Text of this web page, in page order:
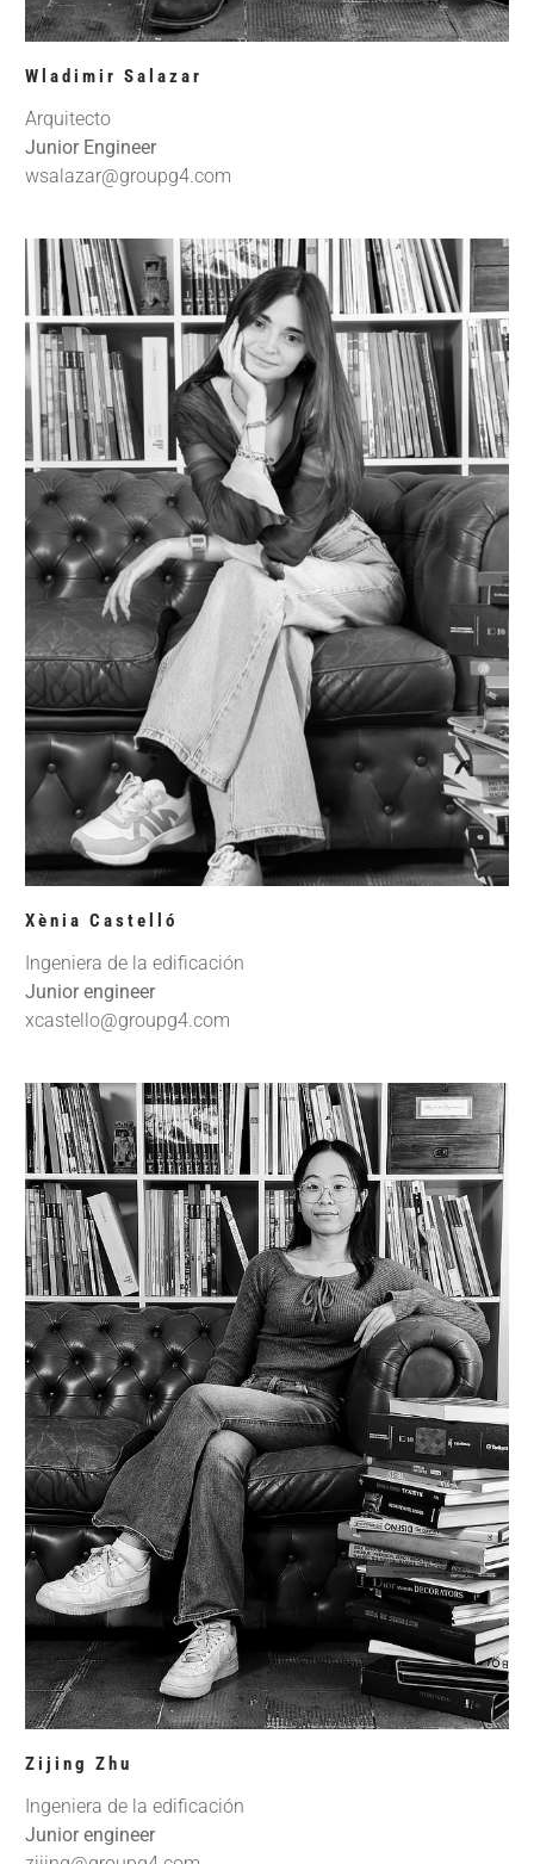
Wladimir Salazar
Arquitecto
Junior Engineer
wsalazar@groupg4.com
Xènia Castelló
Ingeniera de la edificación
Junior engineer
xcastello@groupg4.com
Zijing Zhu
Ingeniera de la edificación
Junior engineer